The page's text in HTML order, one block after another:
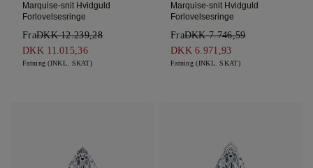
Marquise-snit Hvidguld
Forlovelsesringe
FraDKK 12.239,28
DKK 11.015,36
Fatning (INKL. SKAT)
Marquise-snit Hvidguld
Forlovelsesringe
FraDKK 7.746,59
DKK 6.971,93
Fatning (INKL. SKAT)